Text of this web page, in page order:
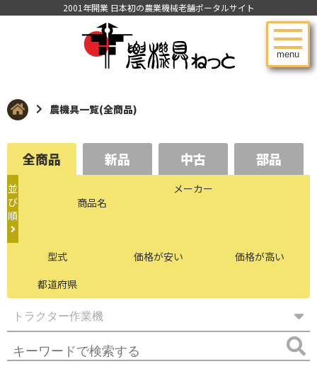
menu
2001年開業 日本初の農業機械老舗ポータルサイト
農機具一覧(全商品)
全商品 新品 中古 部品
並
び
順
商品名
メーカー
型式 価格が安い
価格が高い
都道府県